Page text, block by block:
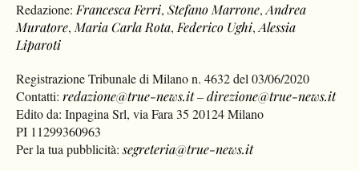
Redazione: Francesca Ferri,Stefano Marrone,Andrea
Muratore, Maria Carla Rota, Federico Ughi,Alessia
Liparoti
Registrazione Tribunale di Milano n. 4632 del 03/06/2020
Contatti:redazione@true-news.it–direzione@true-news.it
Edito da: Inpagina Srl, via Fara 35 20124 Milano
PI 11299360963
Per la tua pubblicità:segreteria@true-news.it